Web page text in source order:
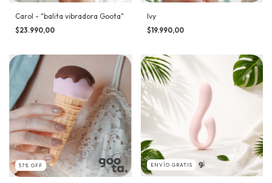
Carol - "balita vibradora Goota"
$23.990,00
Ivy
$19.990,00
57 % OFF ENVÍO GRATIS